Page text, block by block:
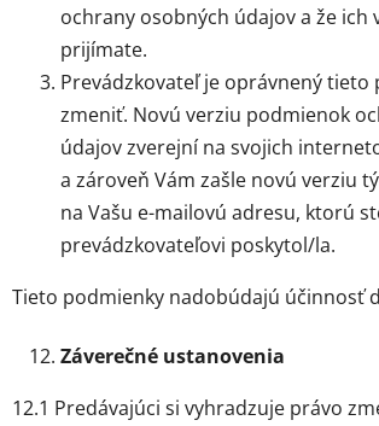
ochrany osobných údajov a že ich
prijímate.
Prevádzkovateľ je oprávnený tieto
zmeniť. Novú verziu podmienok
údajov zverejní na svojich
a zároveň Vám zašle novú verziu
na Vašu e-mailovú adresu, ktorú
prevádzkovateľovi poskytol/la.
Tieto podmienky nadobúdajú účinnosť
Záverečné ustanovenia
12.1 Predávajúci si vyhradzuje právo